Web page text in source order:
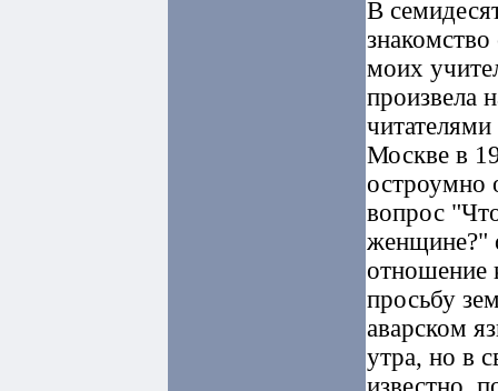
В
моих
произвела
Москве в
остроумно
вопрос
женщине?"
отношение
просьбу
аварском
утра, но в